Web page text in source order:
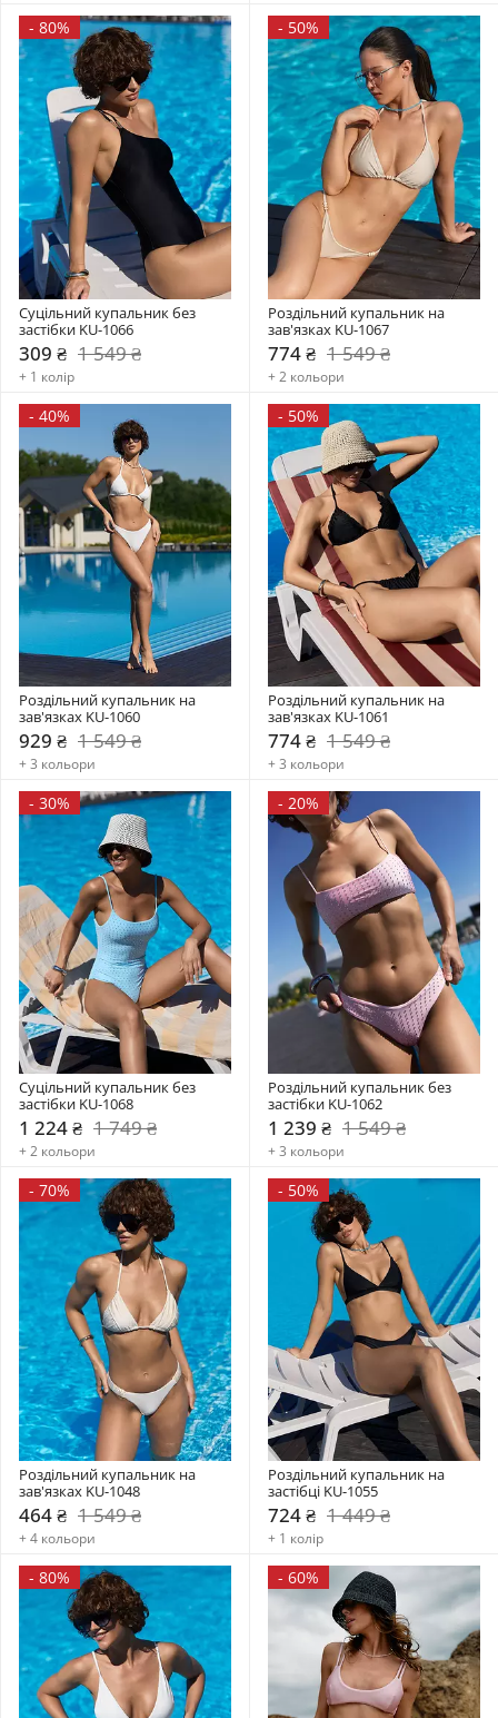
- 80%
Суцільний купальник без
застібки KU-1066
309 ₴ 1 549 ₴
+ 1 колір
- 50%
Роздільний купальник на
зав'язках KU-1067
774 ₴ 1 549 ₴
+ 2 кольори
- 40%
Роздільний купальник на
зав'язках KU-1060
929 ₴ 1 549 ₴
+ 3 кольори
- 50%
Роздільний купальник на
зав'язках KU-1061
774 ₴ 1 549 ₴
+ 3 кольори
- 30%
Суцільний купальник без
застібки KU-1068
1 224 ₴ 1 749 ₴
+ 2 кольори
- 20%
Роздільний купальник без
застібки KU-1062
1 239 ₴ 1 549 ₴
+ 3 кольори
- 70%
Роздільний купальник на
зав'язках KU-1048
464 ₴ 1 549 ₴
+ 4 кольори
- 50%
Роздільний купальник на
застібці KU-1055
724 ₴ 1 449 ₴
+ 1 колір
- 80% - 60%